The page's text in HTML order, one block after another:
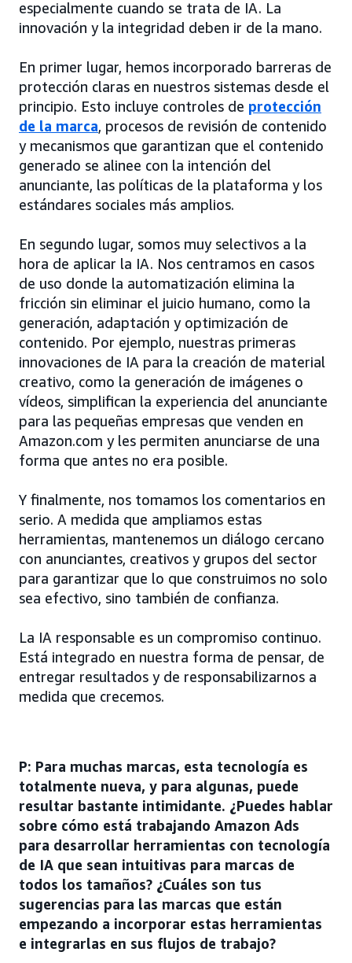
especialmente cuando se trata de IA. La
innovación y la integridad deben ir de la mano.
En primer lugar, hemos incorporado barreras de
protección claras en nuestros sistemas desde el
principio. Esto incluye controles de protección
de la marca, procesos de revisión de contenido
y mecanismos que garantizan que el contenido
generado se alinee con la intención del
anunciante, las políticas de la plataforma y los
estándares sociales más amplios.
En segundo lugar, somos muy selectivos a la
hora de aplicar la IA. Nos centramos en casos
de uso donde la automatización elimina la
fricción sin eliminar el juicio humano, como la
generación, adaptación y optimización de
contenido. Por ejemplo, nuestras primeras
innovaciones de IA para la creación de material
creativo, como la generación de imágenes o
vídeos, simplifican la experiencia del anunciante
para las pequeñas empresas que venden en
Amazon.com y les permiten anunciarse de una
forma que antes no era posible.
Y finalmente, nos tomamos los comentarios en
serio. A medida que ampliamos estas
herramientas, mantenemos un diálogo cercano
con anunciantes, creativos y grupos del sector
para garantizar que lo que construimos no solo
sea efectivo, sino también de confianza.
La IA responsable es un compromiso continuo.
Está integrado en nuestra forma de pensar, de
entregar resultados y de responsabilizarnos a
medida que crecemos.
P: Para muchas marcas, esta tecnología es
totalmente nueva, y para algunas, puede
resultar bastante intimidante. ¿Puedes hablar
sobre cómo está trabajando Amazon Ads
para desarrollar herramientas con tecnología
de IA que sean intuitivas para marcas de
todos los tamaños? ¿Cuáles son tus
sugerencias para las marcas que están
empezando a incorporar estas herramientas
e integrarlas en sus flujos de trabajo?